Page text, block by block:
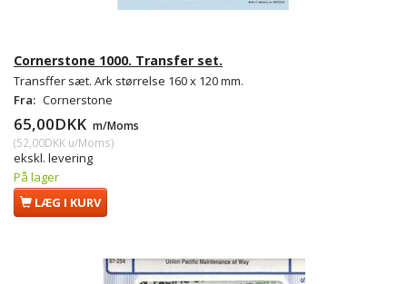
Cornerstone 1000. Transfer set.
Transffer sæt. Ark størrelse 160 x 120 mm.
Fra: Cornerstone
65,00DKK m/Moms
(52,00DKK u/Moms)
ekskl. levering
På lager
LÆG I KURV